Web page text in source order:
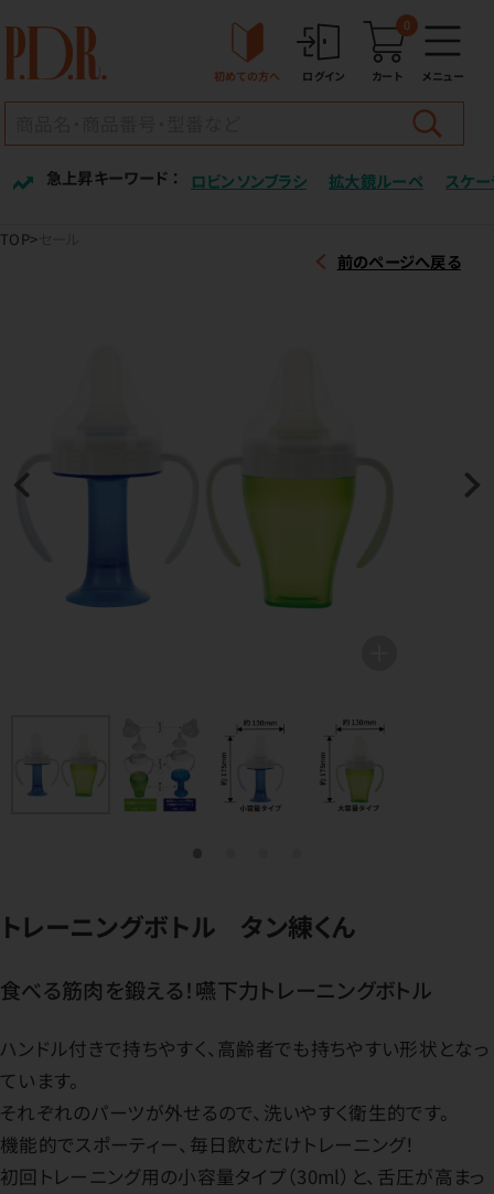
初めての方へ ログイン カート
0
メニュー
急上昇キーワード ： ロビンソンブラシ 拡大鏡ルーペ スケ
TOP
前のページへ戻る
トレーニングボトル タン練くん
食べる筋肉を鍛える！嚥下力トレーニングボトル
ハンドル付きで持ちやすく、高齢者でも持ちやすい形状となっ
ています。
それぞれのパーツが外せるので、洗いやすく衛生的です。
機能的でスポーティー、毎日飲むだけトレーニング！
初回トレーニング用の小容量タイプ（30ml）と、舌圧が高まっ